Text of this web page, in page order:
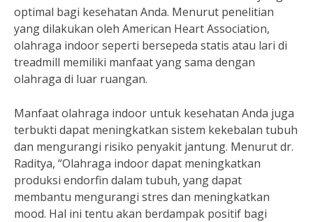
optimal bagi kesehatan Anda. Menurut penelitian
yang dilakukan oleh American Heart Association,
olahraga indoor seperti bersepeda statis atau lari di
treadmill memiliki manfaat yang sama dengan
olahraga di luar ruangan.
Manfaat olahraga indoor untuk kesehatan Anda juga
terbukti dapat meningkatkan sistem kekebalan tubuh
dan mengurangi risiko penyakit jantung. Menurut dr.
Raditya, “Olahraga indoor dapat meningkatkan
produksi endorfin dalam tubuh, yang dapat
membantu mengurangi stres dan meningkatkan
mood. Hal ini tentu akan berdampak positif bagi